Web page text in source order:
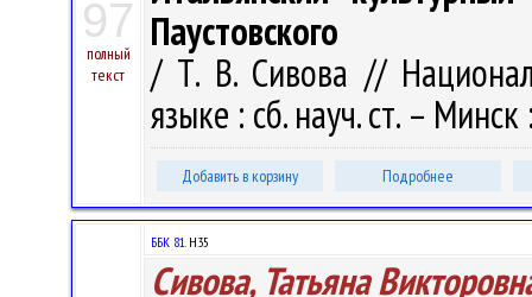
97
полный
текст
Паустовского
/ Т. В. Сивова //
языке : сб. науч. ст. –
Добавить в корзину Подробнее
ББК 81.Н35
Сивова, Татьяна